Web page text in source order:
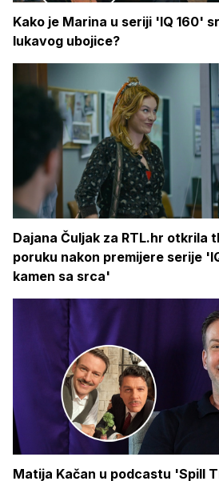
Kako je Marina u seriji 'IQ 160'
lukavog ubojice?
Dajana Čuljak za RTL.hr otkrila
poruku nakon premijere serije
kamen sa srca'
Matija Kačan u podcastu 'Spill